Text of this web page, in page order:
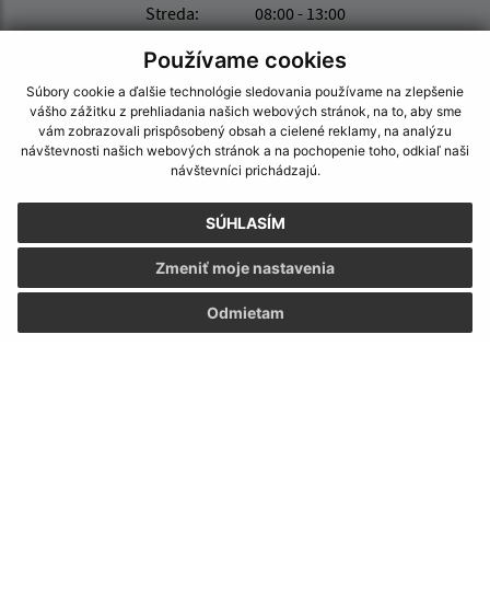
Používame cookies
Súbory cookie a ďalšie technológie sledovania používame na zlepšenie
vášho zážitku z prehliadania našich webových stránok, na to, aby sme
vám zobrazovali prispôsobený obsah a cielené reklamy, na analýzu
návštevnosti našich webových stránok a na pochopenie toho, odkiaľ naši
návštevníci prichádzajú.
SÚHLASÍM
Odmietam
Zmeniť moje nastavenia
Streda:
08:00 - 13:00
Piatok:
08:00 - 13:00
Kontakt:
Obecný úrad Pinkovce
Pinkovce 29
072 54 Lekárovce
ocupinkovce@vknet.sk
+421 56 659 02 23
IČO: 0032 56 27